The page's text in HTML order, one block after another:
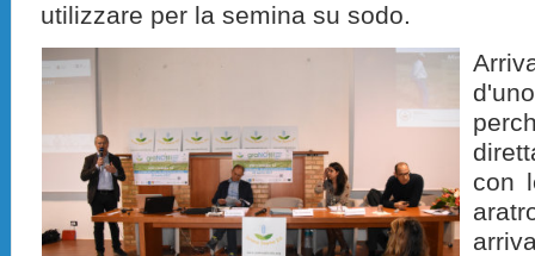
utilizzare per la semina su sodo.
con